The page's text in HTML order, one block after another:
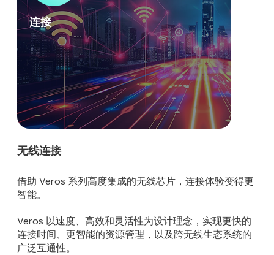
连接
无线连接
借助 Veros 系列高度集成的无线芯片，连接体验变得更
智能。
Veros 以速度、高效和灵活性为设计理念，实现更快的
连接时间、更智能的资源管理，以及跨无线生态系统的
广泛互通性。